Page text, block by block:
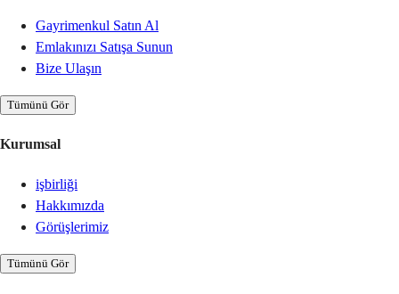
Gayrimenkul Satın Al
Emlakınızı Satışa Sunun
Bize Ulaşın
Tümünü Gör
Kurumsal
işbirliği
Hakkımızda
Görüşlerimiz
Tümünü Gör